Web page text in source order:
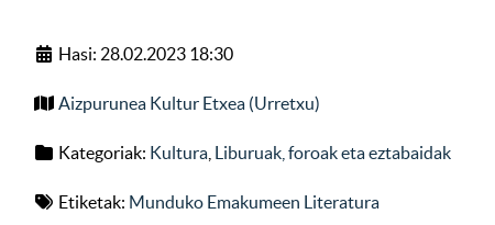
Hasi: 28.02.2023 18:30
Aizpurunea Kultur Etxea (Urretxu)
Kategoriak: Kultura Liburuak, foroak eta eztabaidak
Etiketak: Munduko Emakumeen Literatura